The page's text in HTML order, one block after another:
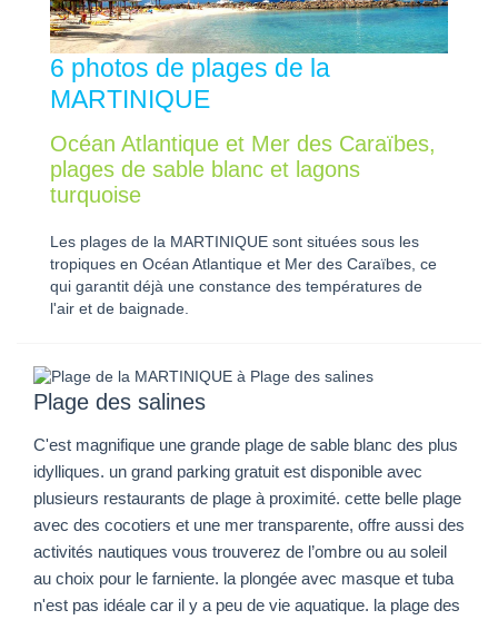
6 photos de plages de la
MARTINIQUE
Océan Atlantique et Mer des Caraïbes,
plages de sable blanc et lagons
turquoise
Les plages de la MARTINIQUE sont situées sous les
tropiques en Océan Atlantique et Mer des Caraïbes, ce
qui garantit déjà une constance des températures de
l'air et de baignade.
Plage des salines
C'est magnifique une grande plage de sable blanc des plus
idylliques. un grand parking gratuit est disponible avec
plusieurs restaurants de plage à proximité. cette belle plage
avec des cocotiers et une mer transparente, offre aussi des
activités nautiques vous trouverez de l’ombre ou au soleil
au choix pour le farniente. la plongée avec masque et tuba
n'est pas idéale car il y a peu de vie aquatique. la plage des